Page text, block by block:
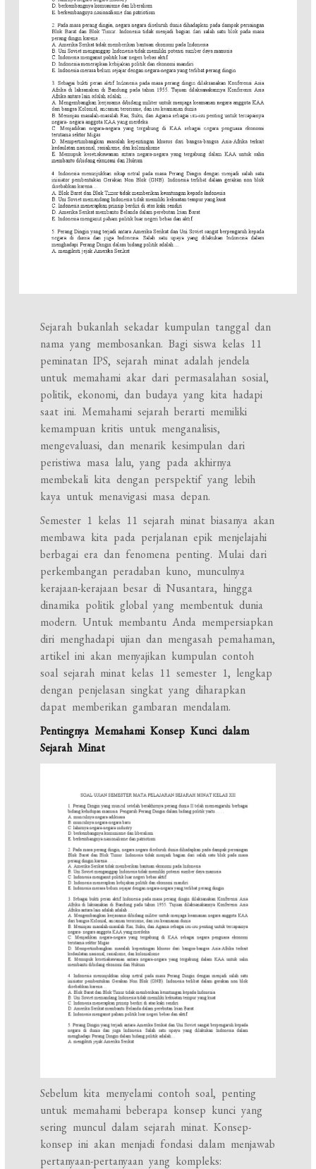
Sejarah bukanlah sekadar kumpulan tanggal dan
nama yang membosankan. Bagi siswa kelas 11
peminatan IPS, sejarah minat adalah jendela
untuk memahami akar dari permasalahan sosial,
politik, ekonomi, dan budaya yang kita hadapi
saat ini. Memahami sejarah berarti memiliki
kemampuan kritis untuk menganalisis,
mengevaluasi, dan menarik kesimpulan dari
peristiwa masa lalu, yang pada akhirnya
membekali kita dengan perspektif yang lebih
kaya untuk menavigasi masa depan.
Semester 1 kelas 11 sejarah minat biasanya akan
membawa kita pada perjalanan epik menjelajahi
berbagai era dan fenomena penting. Mulai dari
perkembangan peradaban kuno, munculnya
kerajaan-kerajaan besar di Nusantara, hingga
dinamika politik global yang membentuk dunia
modern. Untuk membantu Anda mempersiapkan
diri menghadapi ujian dan mengasah pemahaman,
artikel ini akan menyajikan kumpulan contoh
soal sejarah minat kelas 11 semester 1, lengkap
dengan penjelasan singkat yang diharapkan
dapat memberikan gambaran mendalam.
Pentingnya Memahami Konsep Kunci dalam
Sejarah Minat
Sebelum kita menyelami contoh soal, penting
untuk memahami beberapa konsep kunci yang
sering muncul dalam sejarah minat. Konsep-
konsep ini akan menjadi fondasi dalam menjawab
pertanyaan-pertanyaan yang kompleks: